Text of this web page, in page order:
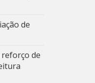
de
de